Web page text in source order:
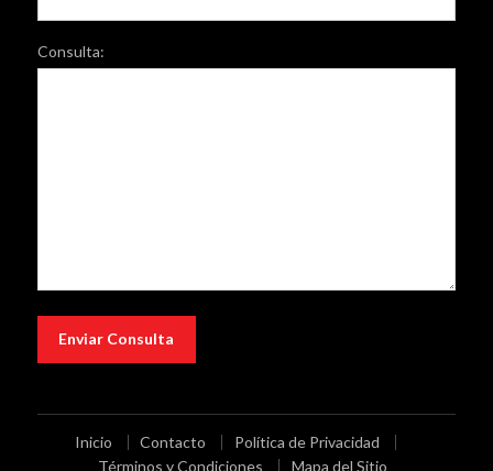
Consulta:
Inicio Contacto
Política de Privacidad
Términos y Condiciones
Mapa del Sitio